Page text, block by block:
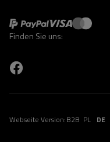
Finden Sie uns:
Webseite Version:B2B PL DE